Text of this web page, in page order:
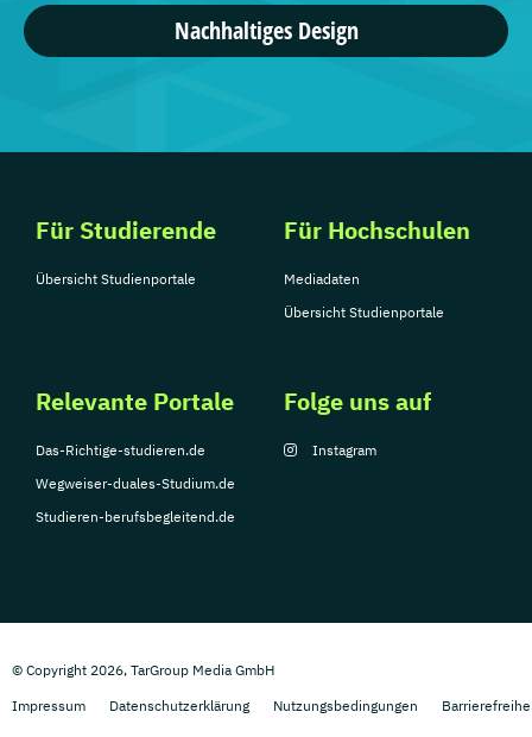
Nachhaltiges Design
Für Studierende
Übersicht Studienportale
Für Hochschulen
Mediadaten
Übersicht Studienportale
Relevante Portale
Das-Richtige-studieren.de
Wegweiser-duales-Studium.de
Studieren-berufsbegleitend.de
Folge uns auf
Instagram
© Copyright 2026, TarGroup Media GmbH
Impressum
Datenschutzerklärung Nutzungsbedingungen